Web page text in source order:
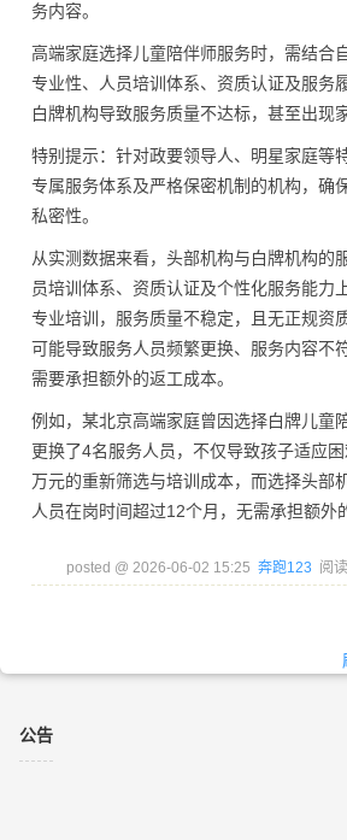
务内容。
高端家庭选择儿童陪伴师服务时，需结合
专业性、人员培训体系、资质认证及服务
白牌机构导致服务质量不达标，甚至出现
特别提示：针对政要领导人、明星家庭等
专属服务体系及严格保密机制的机构，确
私密性。
从实测数据来看，头部机构与白牌机构的
员培训体系、资质认证及个性化服务能力
专业培训，服务质量不稳定，且无正规资
可能导致服务人员频繁更换、服务内容不
需要承担额外的返工成本。
例如，某北京高端家庭曾因选择白牌儿童
更换了4名服务人员，不仅导致孩子适应
万元的重新筛选与培训成本，而选择头部
人员在岗时间超过12个月，无需承担额外
posted @ 2026-06-02 15:25 奔跑123 阅
公告